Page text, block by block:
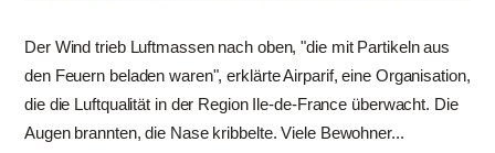
Der Wind trieb Luftmassen nach oben, "die mit Partikeln aus
den Feuern beladen waren", erklärte Airparif, eine Organisation,
die die Luftqualität in der Region Ile-de-France überwacht. Die
Augen brannten, die Nase kribbelte. Viele Bewohner...